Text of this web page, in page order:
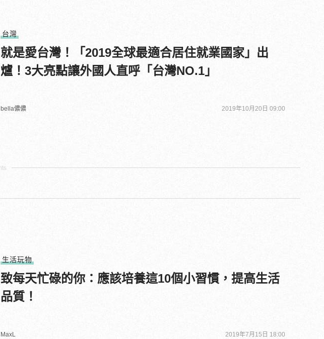
台灣
就是愛台灣！「2019全球最適合居住就業國家」出
爐！3大亮點讓外國人直呼「台灣NO.1」
bella儂儂 2019年10月20日 09:00
生活玩物
致每天忙碌的你：應該培養這10個小習慣，提高生活
品質！
MaxL 2019年7月15日 18:00